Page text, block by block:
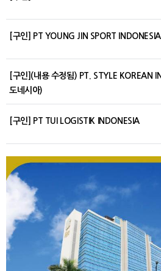
[구인] PT YOUNG JIN SPORT INDONESIA
[구인](내용 수정됨) PT. STYLE KOREAN
도네시아)
[구인] PT TUI LOGISTIK INDONESIA